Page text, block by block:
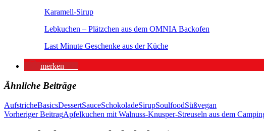
Karamell-Sirup
Lebkuchen – Plätzchen aus dem OMNIA Backofen
Last Minute Geschenke aus der Küche
merken
Ähnliche Beiträge
AufstricheBasicsDessertSauceSchokoladeSirupSoulfoodSüßvegan
Beitragsnavigation
Vorheriger BeitragApfelkuchen mit Walnuss-Knusper-Streuseln aus dem